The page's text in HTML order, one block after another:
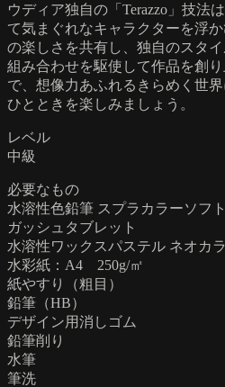
ウディア独自の「Terazzo」技法
て気まぐれなキャラクターを浮
の楽しさを共有し、独自のスタ
組み合わせを駆使して作品を創
で、想像力あふれるきらめく世
ひとときを楽しみましょう。
レベル
中級
必要なもの
水溶性色鉛筆 スプラカラーソフト
ガッシュタブレット
水溶性ワックスパステル ネオカラ
水彩紙：A4 250g/㎡
紙やすり（粗目）
鉛筆（HB）
デザイン用消しゴム
鉛筆削り
水筆
筆洗